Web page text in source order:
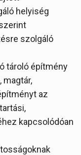
helyiség
szolgáló
tároló építmény
magtár,
az
kapcsolódóan